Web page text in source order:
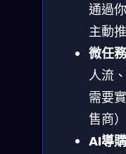
通過
主動
微任
人流
需要
售商
AI導